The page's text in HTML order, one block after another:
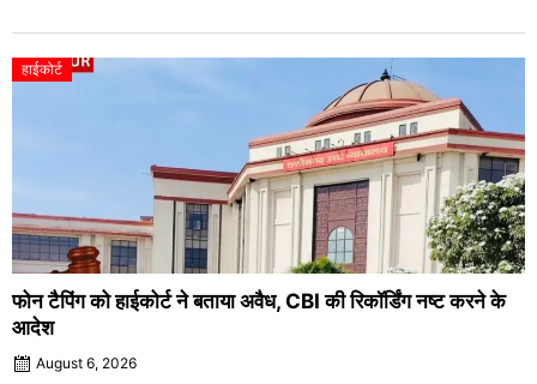
हाईकोर्ट
फोन टैपिंग को हाईकोर्ट ने बताया अवैध, CBI की रिकॉर्डिंग नष्ट करने के
आदेश
August 6, 2026